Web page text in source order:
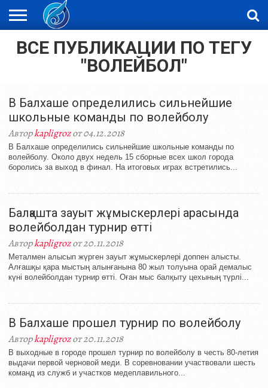
ЖАҢАЛЫҚТАР
НОВОСТИ
ВИДЕО
ФОТОРЕПОРТАЖИ
ОРКЕН
ВСЕ ПУБЛИКАЦИИ ПО ТЕГУ
"ВОЛЕЙБОЛ"
В Балхаше определились сильнейшие
школьные команды по волейболу
Авторkapligrozот 04.12.2018
В Балхаше определились сильнейшие школьные команды по
волейболу. Около двух недель 15 сборные всех школ города
боролись за выход в финал. На итоговых играх встретились...
Балқашта зауыт жұмыскерлері арасында
волейболдан турнир өтті
Авторkapligrozот 20.11.2018
Металмен алысып жүрген зауыт жұмыскерлері доппен алысты.
Алғашқы қара мыстың алынғанына 80 жыл толуына орай демалыс
күні волейболдан турнир өтті. Оған мыс балқыту цехының түрлі...
В Балхаше прошел турнир по волейболу
Авторkapligrozот 20.11.2018
В выходные в городе прошел турнир по волейболу в честь 80-летия
выдачи первой черновой меди. В соревновании участвовали шесть
команд из служб и участков медеплавильного...